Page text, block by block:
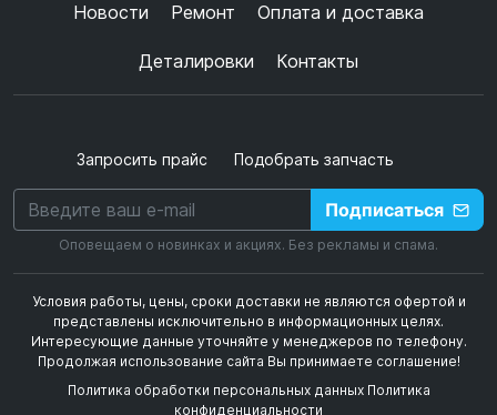
Новости Ремонт Оплата и доставка
Деталировки Контакты
Запросить прайс Подобрать запчасть
Подписаться
Оповещаем о новинках и акциях. Без рекламы и спама.
Условия работы, цены, сроки доставки не являются офертой и
представлены исключительно в информационных целях.
Интересующие данные уточняйте у менеджеров по телефону.
Продолжая использование сайта Вы принимаете соглашение!
Политика обработки персональных данных Политика
конфиденциальности